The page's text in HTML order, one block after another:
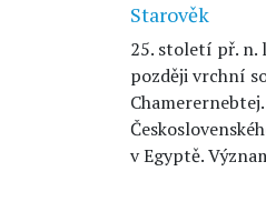
Starověk
25. století př. n.
později vrchní
v Egyptě.